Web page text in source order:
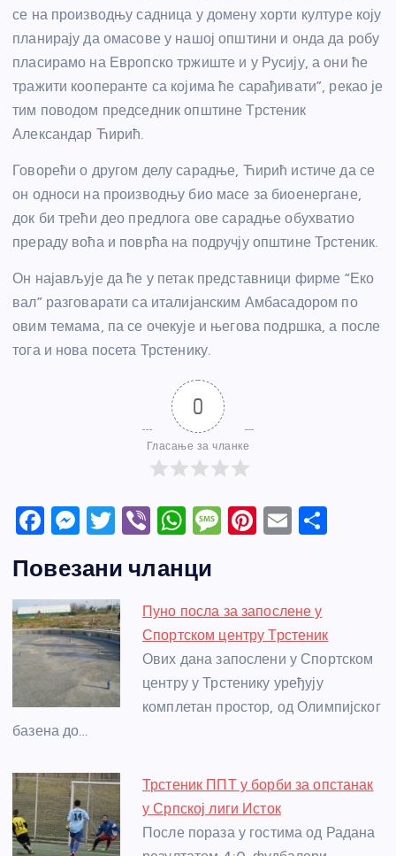
се на производњу садница у домену хорти културе коју
планирају да омасове у нашој општини и онда да робу
пласирамо на Европско тржиште и у Русију, а они ће
тражити кооперанте са којима ће сарађивати”, рекао је
тим поводом председник општине Трстеник
Александар Ћирић.
Говорећи о другом делу сарадње, Ћирић истиче да се
он односи на производњу био масе за биоенергане,
док би трећи део предлога ове сарадње обухватио
прераду воћа и поврћа на подручју општине Трстеник.
Он најављује да ће у петак представници фирме “Еко
вал” разговарати са италијанским Амбасадором по
овим темама, па се очекује и његова подршка, а после
тога и нова посета Трстенику.
0
Гласање за чланке
F
c
e
b
o
o
k
M
ss
e
n
g
er
T
itt
er
Vi
er
W
at
s
A
p
p
M
a
g
e
Pi
e
st
E
Повезани чланци
Пуно посла за запослене у
Спортском центру Трстеник
Ових дана запослени у Спортском
центру у Трстенику уређују
комплетан простор, од Олимпијског
базена до…
Трстеник ППТ у борби за опстанак
у Српској лиги Исток
После пораза у гостима од Радана